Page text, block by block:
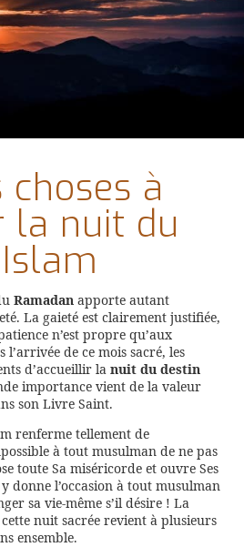
à
la nuit du
Ramadan apporte autant
La gaieté est clairement justifiée,
n’est propre qu’aux
l’arrivée de ce mois sacré, les
d’accueillir la nuit du destin
importance vient de la valeur
son Livre Saint.
renferme tellement de
à tout musulman de ne pas
toute Sa miséricorde et ouvre Ses
donne l’occasion à tout musulman
sa vie-même s’il désire ! La
nuit sacrée revient à plusieurs
ensemble.